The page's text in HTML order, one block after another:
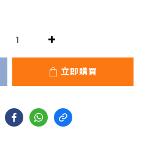
立即購買